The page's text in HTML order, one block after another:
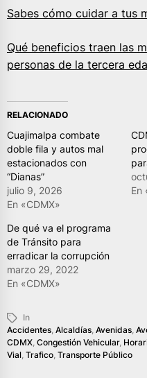
Sabes cómo cuidar a tus
Qué beneficios traen las
personas de la tercera
RELACIONADO
Cuajimalpa combate
doble fila y autos mal
estacionados con
“Dianas”
julio 9, 2026
En «CDMX»
En
De qué va el programa
de Tránsito para
erradicar la corrupción
marzo 29, 2022
En «CDMX»
In
Accidentes Alcaldías Avenidas
CDMX Congestión Vehicular,
Vial Trafico Transporte Público